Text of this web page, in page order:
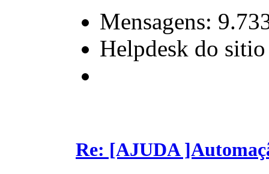
Mensagens:
Helpdesk do sitio
Re: [AJUDA